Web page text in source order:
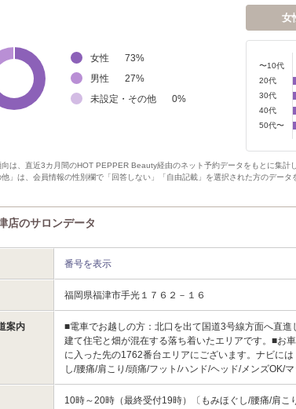
女性 73%
男性
27%
未設定・その他
0%
女
〜10代
20代
30代
40代
50代〜
は、直近3カ月間のHOT PEPPER Beauty経由のネット予約データをもとに集計し
」は、会員情報の性別欄で「回答しない」「自由記載」を選択された方のデータ
店のサロンデータ
番号を表示
福岡県福津市手光１７６２－１６
案内
■電車でお越しの方：北口を出て国道3号線方面へ直
建て住宅と畑が混在する落ち着いたエリアです。■お
に入った先の1762番台エリアにございます。ナビに
し/腰痛/肩こり/頭痛/フット/ハンド/ヘッド/メンズOK/マ
10時～20時（最終受付19時）〔もみほぐし/腰痛/肩